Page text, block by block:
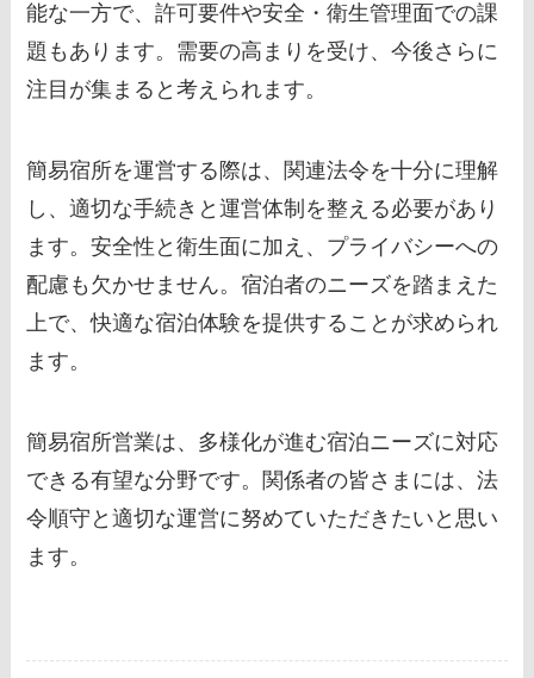
能な一方で、許可要件や安全・衛生管理面での課
題もあります。需要の高まりを受け、今後さらに
注目が集まると考えられます。
簡易宿所を運営する際は、関連法令を十分に理解
し、適切な手続きと運営体制を整える必要があり
ます。安全性と衛生面に加え、プライバシーへの
配慮も欠かせません。宿泊者のニーズを踏まえた
上で、快適な宿泊体験を提供することが求められ
ます。
簡易宿所営業は、多様化が進む宿泊ニーズに対応
できる有望な分野です。関係者の皆さまには、法
令順守と適切な運営に努めていただきたいと思い
ます。